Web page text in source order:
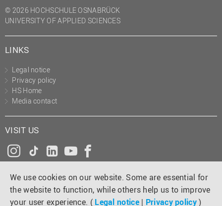
We use cookies on our website. Some are essential for
the website to function, while others help us to improve
your user experience. ( Legal notice | Privacy policy)
Prozessmanagement
Recht
Studium und Lehre
Transfer- und
Innovationsmanagement
© 2026 HOCHSCHULE OSNABRÜCK
UNIVERSITY OF APPLIED SCIENCES
LINKS
Legal notice
Privacy policy
HS Home
Media contact
VISIT US
Instagram
Tiktok
LinkedInYouTube